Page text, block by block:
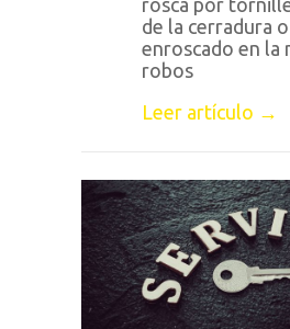
de la cerradura
enroscado en la
robos
Leer artículo →